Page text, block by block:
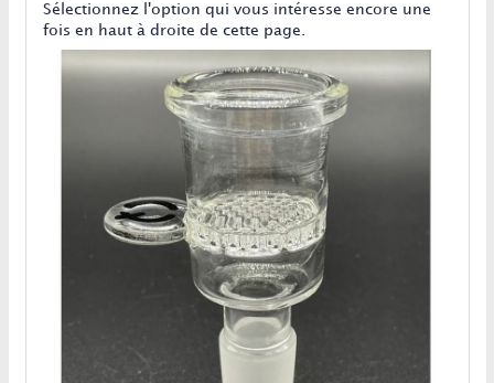
Sélectionnez l'option qui vous intéresse encore une
fois en haut à droite de cette page.